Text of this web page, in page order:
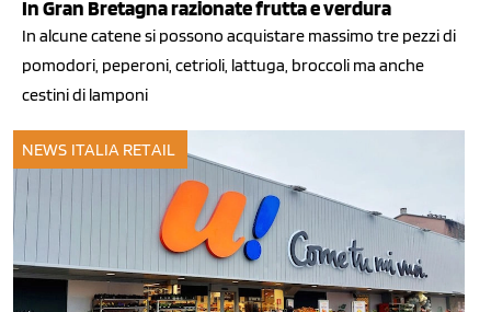
In Gran Bretagna razionate frutta e verdura
In alcune catene si possono acquistare massimo tre pezzi di
pomodori, peperoni, cetrioli, lattuga, broccoli ma anche
cestini di lamponi
NEWS ITALIA RETAIL